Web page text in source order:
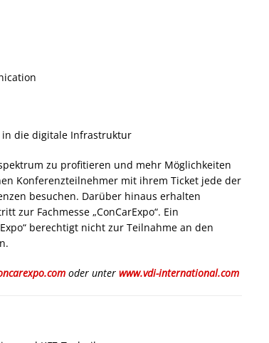
in die digitale Infrastruktur
zu profitieren und mehr Möglichkeiten
Konferenzteilnehmer mit ihrem Ticket jede der
besuchen. Darüber hinaus erhalten
zur Fachmesse „ConCarExpo“. Ein
berechtigt nicht zur Teilnahme an den
oder unter www.vdi-international.com